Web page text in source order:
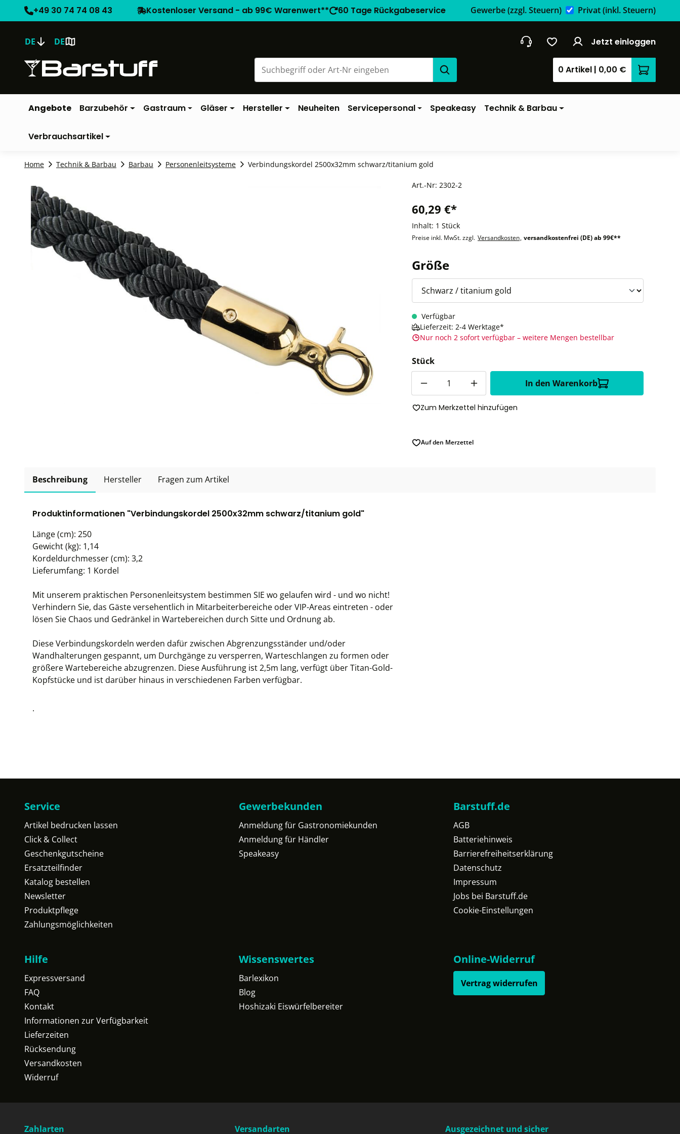
+49 30 74 74 08 43 Kostenloser Versand - ab 99€ Warenwert** 60 Tage Rückgabeservice Gewerbe(zzgl. Steuern) Privat(inkl. Steuern)
DE DE Jetzt einloggen
0 Artikel | 0,00 €
Angebote Barzubehör Gastraum Gläser Hersteller Neuheiten Servicepersonal Speakeasy Technik & Barbau
Verbrauchsartikel
Home Technik & Barbau Barbau Personenleitsysteme Verbindungskordel 2500x32mm schwarz/titanium gold
Art.-Nr: 2302-2
60,29 €*
Inhalt: 1 Stück
Preise inkl. MwSt. zzgl. Versandkosten, versandkostenfrei (DE) ab 99€**
Größeauswählen
Verfügbar
Lieferzeit: 2-4 Werktage*
Nur noch 2 sofort verfügbar – weitere Mengen bestellbar
Stück
In den Warenkorb
Zum Merkzettel hinzufügen
Auf den Merzettel
Beschreibung Hersteller Fragen zum Artikel
Produktinformationen "Verbindungskordel 2500x32mm schwarz/titanium gold"
Länge (cm): 250
Gewicht (kg): 1,14
Kordeldurchmesser (cm): 3,2
Lieferumfang: 1 Kordel
Mit unserem praktischen Personenleitsystem bestimmen SIE wo gelaufen wird - und wo nicht!
Verhindern Sie, das Gäste versehentlich in Mitarbeiterbereiche oder VIP-Areas eintreten - oder
lösen Sie Chaos und Gedränkel in Wartebereichen durch Sitte und Ordnung ab.
Diese Verbindungskordeln werden dafür zwischen Abgrenzungsständer und/oder
Wandhalterungen gespannt, um Durchgänge zu versperren, Warteschlangen zu formen oder
größere Wartebereiche abzugrenzen. Diese Ausführung ist 2,5m lang, verfügt über Titan-Gold-
Kopfstücke und ist darüber hinaus in verschiedenen Farben verfügbar.
.
Service
Artikel bedrucken lassen
Click & Collect
Geschenkgutscheine
Ersatzteilfinder
Katalog bestellen
Newsletter
Produktpflege
Zahlungsmöglichkeiten
Gewerbekunden
Anmeldung für Gastronomiekunden
Anmeldung für Händler
Speakeasy
Barstuff.de
AGB
Batteriehinweis
Barrierefreiheitserklärung
Datenschutz
Impressum
Jobs bei Barstuff.de
Cookie-Einstellungen
Hilfe
Expressversand
FAQ
Kontakt
Informationen zur Verfügbarkeit
Lieferzeiten
Rücksendung
Versandkosten
Widerruf
Wissenswertes
Barlexikon
Blog
Hoshizaki Eiswürfelbereiter
Online-Widerruf
Vertrag widerrufen
Zahlarten Versandarten Ausgezeichnet und sicher